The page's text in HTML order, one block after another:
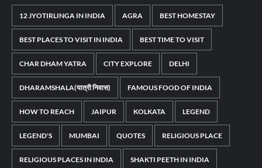
12 JYOTIRLINGA IN INDIA AGRA BEST HOMESTAY
BEST PLACES TO VISIT IN INDIA BEST TIME TO VISIT
CHAR DHAM YATRA CITY EXPLORE DELHI
DHARAMSHALA(यात्री निवास) FAMOUS FOOD OF INDIA
HOW TO REACH JAIPUR KOLKATA LEGEND
LEGEND'S MUMBAI QUOTES RELIGIOUS PLACE
RELIGIOUS PLACES IN INDIA SHAKTI PEETH IN INDIA